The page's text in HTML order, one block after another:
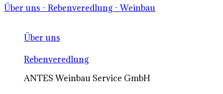
Über uns - Rebenveredlung - Weinbau
Über uns
Rebenveredlung
ANTES Weinbau Service GmbH